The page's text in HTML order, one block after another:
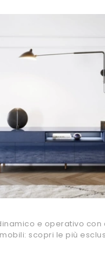
e operativo con
scopri le più